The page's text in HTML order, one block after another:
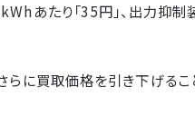
あたり「35円」、出力抑制
らに買取価格を引き下げる